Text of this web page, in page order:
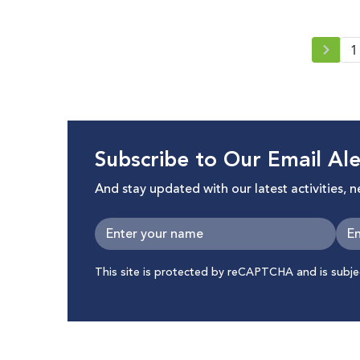
1
Subscribe to Our Email
And stay updated with our latest activities,
This site is protected by reCAPTCHA and is